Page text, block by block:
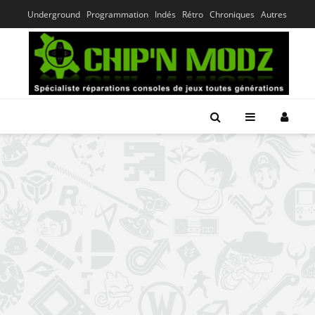
Underground Programmation Indés Rétro Chroniques Autres